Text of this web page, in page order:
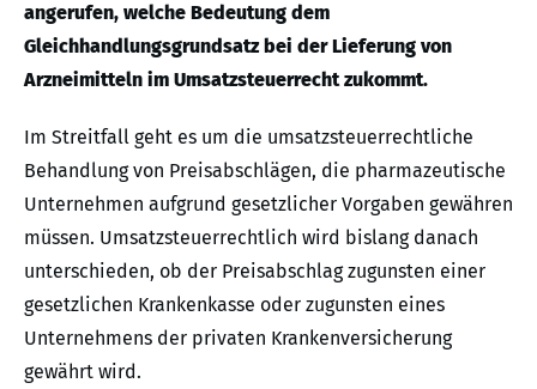
angerufen, welche Bedeutung dem
Gleichhandlungsgrundsatz bei der Lieferung von
Arzneimitteln im Umsatzsteuerrecht zukommt.
Im Streitfall geht es um die umsatzsteuerrechtliche
Behandlung von Preisabschlägen, die pharmazeutische
Unternehmen aufgrund gesetzlicher Vorgaben gewähren
müssen. Umsatzsteuerrechtlich wird bislang danach
unterschieden, ob der Preisabschlag zugunsten einer
gesetzlichen Krankenkasse oder zugunsten eines
Unternehmens der privaten Krankenversicherung
gewährt wird.